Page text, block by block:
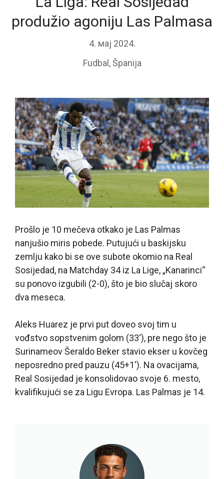
produžio agoniju Las Palmasa
4. мај 2024.
Fudbal ,Španija
Prošlo je 10 mečeva otkako je Las Palmas
nanjušio miris pobede. Putujući u baskijsku
zemlju kako bi se ove subote okomio na Real
Sosijedad, na Matchday 34 iz La Lige, „Kanarinci“
su ponovo izgubili (2-0), što je bio slučaj skoro
dva meseca.
Aleks Huarez je prvi put doveo svoj tim u
vođstvo sopstvenim golom (33′), pre nego što je
Surinameov Šeraldo Beker stavio ekser u kovčeg
neposredno pred pauzu (45+1′). Na ovacijama,
Real Sosijedad je konsolidovao svoje 6. mesto,
kvalifikujući se za Ligu Evropa. Las Palmas je 14.